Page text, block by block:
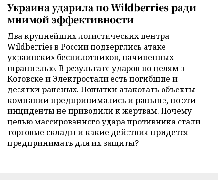
Украина ударила по Wildberries ради
мнимой эффективности
Два крупнейших логистических центра
Wildberries в России подверглись атаке
украинских беспилотников, начиненных
шрапнелью. В результате ударов по целям в
Котовске и Электростали есть погибшие и
десятки раненых. Попытки атаковать объекты
компании предпринимались и раньше, но эти
инциденты не приводили к жертвам. Почему
целью массированного удара противника стали
торговые склады и какие действия придется
предпринимать для их защиты?